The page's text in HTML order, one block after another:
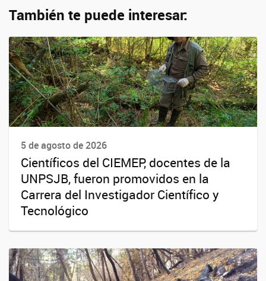
También te puede interesar:
5 de agosto de 2026
Científicos del CIEMEP, docentes de la
UNPSJB, fueron promovidos en la
Carrera del Investigador Científico y
Tecnológico